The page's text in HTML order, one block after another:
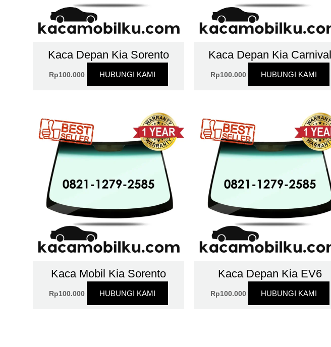
Kaca Depan Kia Sorento
Rp100.000 HUBUNGI KAMI
Kaca Depan Kia Carnival
Rp100.000 HUBUNGI KAMI
Kaca Mobil Kia Sorento
Rp100.000 HUBUNGI KAMI
Kaca Depan Kia EV6
Rp100.000 HUBUNGI KAMI